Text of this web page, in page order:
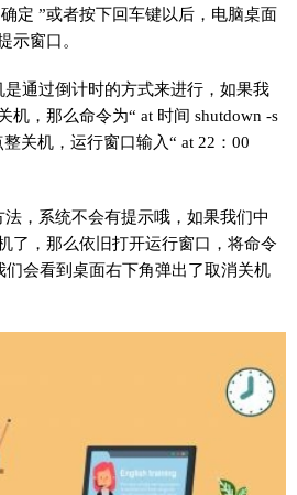
定 ”或者按下回车键以后，电脑桌面
示窗口。
通过倒计时的方式来进行，如果我
机，那么命令为“ at 时间 shutdown -s
关机，运行窗口输入“ at 22：00
，系统不会有提示哦，如果我们中
了，那么依旧打开运行窗口，将命令
们会看到桌面右下角弹出了取消关机